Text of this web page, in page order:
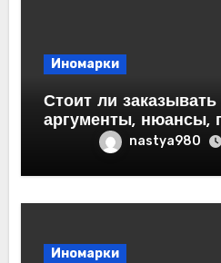
Иномарки
Стоит ли
аргументы, нюансы,
nastya980
Иномарки